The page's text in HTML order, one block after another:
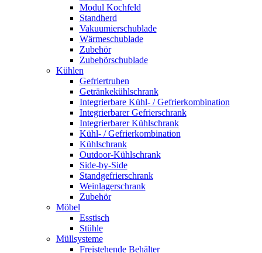
Modul Kochfeld
Standherd
Vakuumierschublade
Wärmeschublade
Zubehör
Zubehörschublade
Kühlen
Gefriertruhen
Getränkekühlschrank
Integrierbare Kühl- / Gefrierkombination
Integrierbarer Gefrierschrank
Integrierbarer Kühlschrank
Kühl- / Gefrierkombination
Kühlschrank
Outdoor-Kühlschrank
Side-by-Side
Standgefrierschrank
Weinlagerschrank
Zubehör
Möbel
Esstisch
Stühle
Müllsysteme
Freistehende Behälter